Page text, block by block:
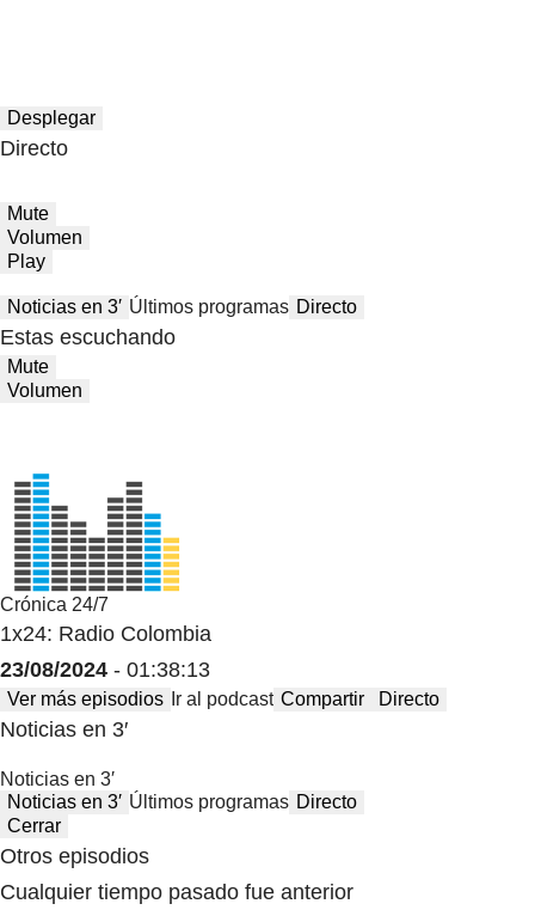
Desplegar
Directo
Mute
Volumen
Play
Noticias en 3′ Últimos programas Directo
Estas escuchando
Mute
Volumen
Crónica 24/7
1x24: Radio Colombia
23/08/2024 - 01:38:13
Ver más episodios Ir al podcast Compartir Directo
Noticias en 3′
Noticias en 3′
Noticias en 3′ Últimos programas Directo
Cerrar
Otros episodios
Cualquier tiempo pasado fue anterior